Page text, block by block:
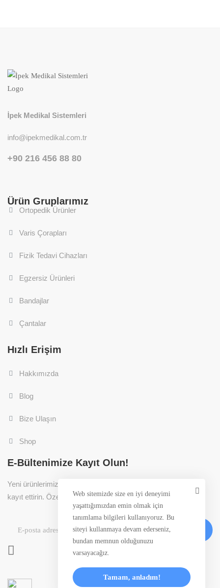
İpek Medikal Sistemleri
info@ipekmedikal.com.tr
+90 216 456 88 80
Ürün Gruplarımız
Ortopedik Ürünler
Varis Çorapları
Fizik Tedavi Cihazları
Egzersiz Ürünleri
Bandajlar
Çantalar
Hızlı Erişim
Hakkımızda
Blog
Bize Ulaşın
Shop
E-Bültenimize Kayıt Olun!
Yeni ürünlerimizden ilk siz haberdar olmak için mail adresinizi
kayıt ettirin. Özel fırsatları kaçırmayın.
Abone ol
Web sitemizde size en iyi deneyimi
yaşattığımızdan emin olmak için
tanımlama bilgileri kullanıyoruz. Bu
siteyi kullanmaya devam ederseniz,
bundan memnun olduğunuzu
varsayacağız.
Tamam, anladım!